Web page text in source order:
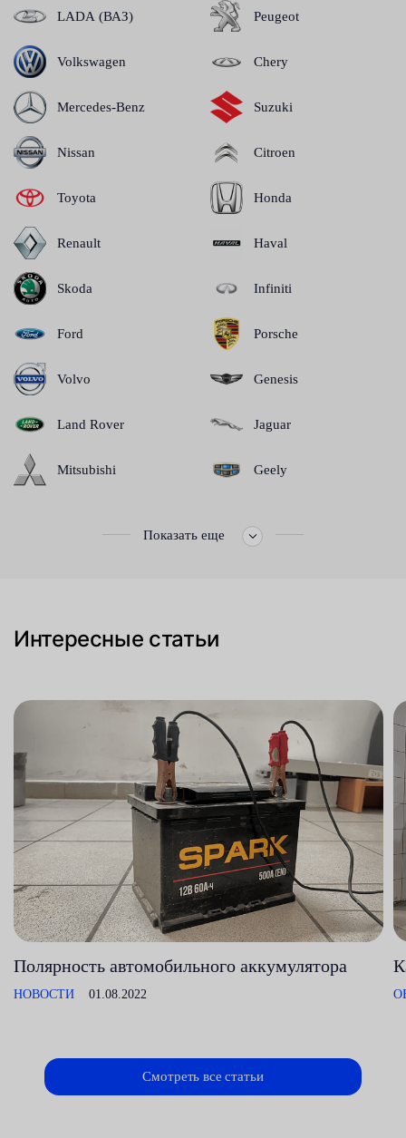
LADA (ВАЗ)
Volkswagen
Mercedes-Benz
Nissan
Toyota
Renault
Skoda
Ford
Volvo
Land Rover
Mitsubishi
Peugeot
Chery
Suzuki
Citroen
Honda
Haval
Infiniti
Porsche
Genesis
Jaguar
Geely
Показать еще
Интересные статьи
Полярность автомобильного аккумулятора
НОВОСТИ 01.08.2022
Смотреть все статьи